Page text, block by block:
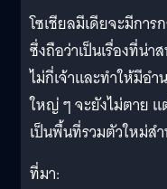
โซเชียลมีเดียจะมีกา
ซึ่งถือว่าเป็นเรื่องที่น่
ไม่กี่เจ้าและทำให้มีอ
ใหญ่ ๆ จะยังไม่ตาย แ
เป็นพื้นที่รวมตัวใหม่ส
ที่มา: